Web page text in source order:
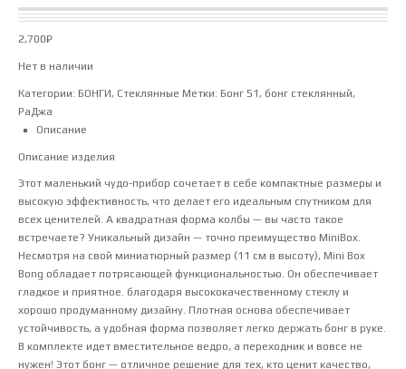
2,700₽
Нет в наличии
Категории: БОНГИ, Стеклянные Метки: Бонг 51 , бонг стеклянный,
РаДжа
Описание
Описание изделия
Этот маленький чудо-прибор сочетает в себе компактные размеры и
высокую эффективность, что делает его идеальным спутником для
всех ценителей. А квадратная форма колбы — вы часто такое
встречаете? Уникальный дизайн — точно преимущество MiniBox.
Несмотря на свой миниатюрный размер (11 см в высоту), Mini Box
Bong обладает потрясающей функциональностью. Он обеспечивает
гладкое и приятное. благодаря высококачественному стеклу и
хорошо продуманному дизайну. Плотная основа обеспечивает
устойчивость, а удобная форма позволяет легко держать бонг в руке.
В комплекте идет вместительное ведро, а переходник и вовсе не
нужен! Этот бонг — отличное решение для тех, кто ценит качество,